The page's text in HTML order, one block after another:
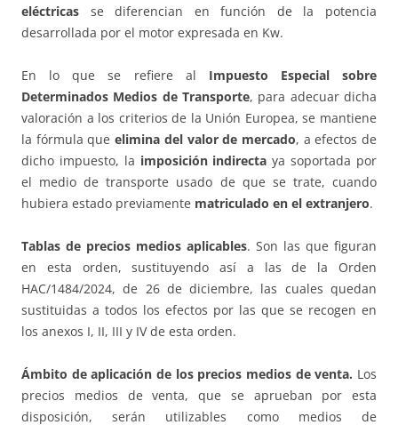
eléctricas se diferencian en función de la potencia
desarrollada por el motor expresada en Kw.
En lo que se refiere al Impuesto Especial sobre
Determinados Medios de Transporte, para adecuar dicha
valoración a los criterios de la Unión Europea, se mantiene
la fórmula queelimina del valor de mercado, a efectos de
dicho impuesto, la imposición indirecta ya soportada por
el medio de transporte usado de que se trate, cuando
hubiera estado previamente matriculado en el extranjero.
Tablas de precios medios aplicables. Son las que figuran
en esta orden, sustituyendo así a las de la Orden
HAC/1484/2024, de 26 de diciembre, las cuales quedan
sustituidas a todos los efectos por las que se recogen en
los anexos I, II, III y IV de esta orden.
Ámbito de aplicación de los precios medios de venta. Los
precios medios de venta, que se aprueban por esta
disposición, serán utilizables como medios de